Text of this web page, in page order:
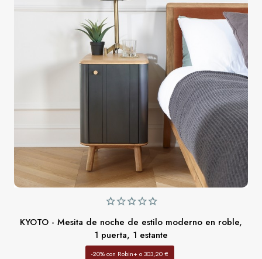
KYOTO - Mesita de noche de estilo moderno en roble,
1 puerta, 1 estante
-20% con Robin+ o 303,20 €